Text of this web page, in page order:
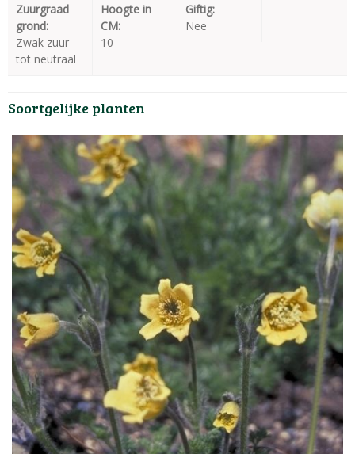
Zuurgraad
grond:
Zwak zuur
tot neutraal
Hoogte in
CM:
10
Giftig:
Nee
Soortgelijke planten